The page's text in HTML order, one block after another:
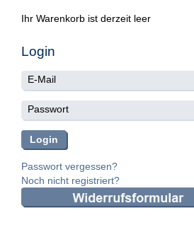
Ihr Warenkorb ist derzeit leer
Login
Passwort vergessen?
Noch nicht registriert?